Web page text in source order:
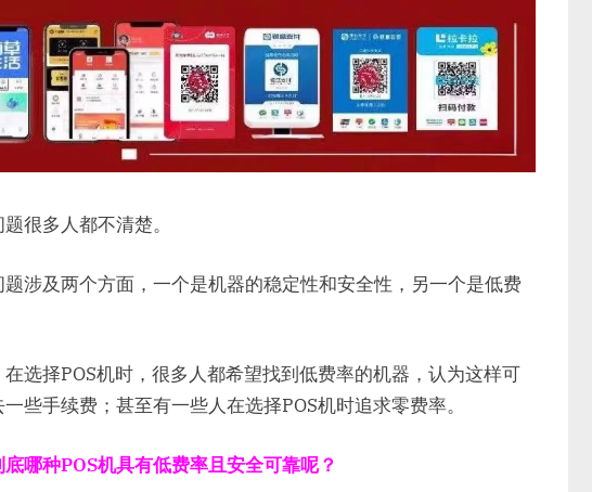
并
安
全？
很多人都不清楚。
题涉及两个方面，一个是机器的稳定性和安全性，另一个是低费
在选择POS机时，很多人都希望找到低费率的机器，认为这样可
些手续费；甚至有一些人在选择POS机时追求零费率。
哪种POS机具有低费率且安全可靠呢？